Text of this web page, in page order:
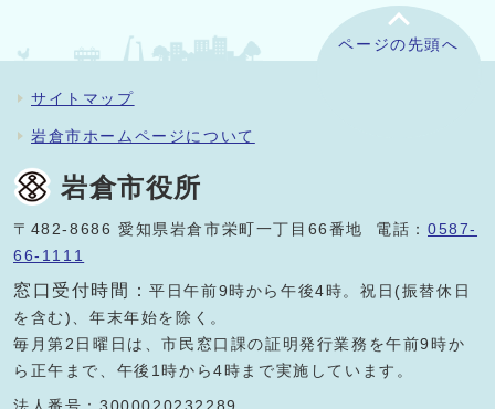
ページの先頭へ
サイトマップ
岩倉市ホームページについて
岩倉市役所
〒482-8686 愛知県岩倉市栄町一丁目66番地 電話：0587-
66-1111
窓口受付時間：平日午前9時から午後4時。祝日(振替休日
を含む)、年末年始を除く。
毎月第2日曜日は、市民窓口課の証明発行業務を午前9時か
ら正午まで、午後1時から4時まで実施しています。